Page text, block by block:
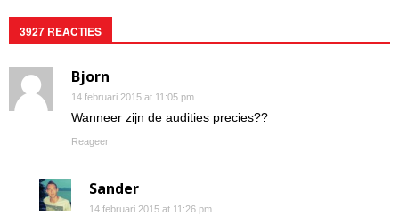
3927 REACTIES
Bjorn
14 februari 2015 at 11:05 pm
Wanneer zijn de audities precies??
Reageer
Sander
14 februari 2015 at 11:26 pm